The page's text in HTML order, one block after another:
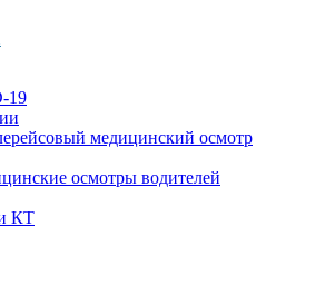
19
медицинский осмотр
осмотры водителей
КТ